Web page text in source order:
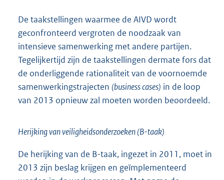
De taakstellingen waarmee de AIVD wordt
geconfronteerd vergroten de noodzaak van
intensieve samenwerking met andere partijen.
Tegelijkertijd zijn de taakstellingen dermate fors dat
de onderliggende rationaliteit van de voornoemde
samenwerkingstrajecten (business cases) in de loop
van 2013 opnieuw zal moeten worden beoordeeld.
Herijking van veiligheidsonderzoeken (B-taak)
De herijking van de B-taak, ingezet in 2011, moet in
2013 zijn beslag krijgen en geïmplementeerd